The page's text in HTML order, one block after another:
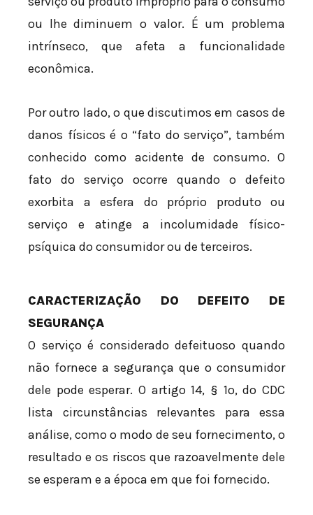
ou lhe diminuem o valor. É um problema
intrínseco, que afeta a funcionalidade
econômica.
Por outro lado, o que discutimos em casos de
danos físicos é o “fato do serviço”, também
conhecido como acidente de consumo. O
fato do serviço ocorre quando o defeito
exorbita a esfera do próprio produto ou
serviço e atinge a incolumidade físico-
psíquica do consumidor ou de terceiros.
CARACTERIZAÇÃO DO DEFEITO DE
SEGURANÇA
O serviço é considerado defeituoso quando
não fornece a segurança que o consumidor
dele pode esperar. O artigo 14, § 1º, do CDC
lista circunstâncias relevantes para essa
análise, como o modo de seu fornecimento, o
resultado e os riscos que razoavelmente dele
se esperam e a época em que foi fornecido.